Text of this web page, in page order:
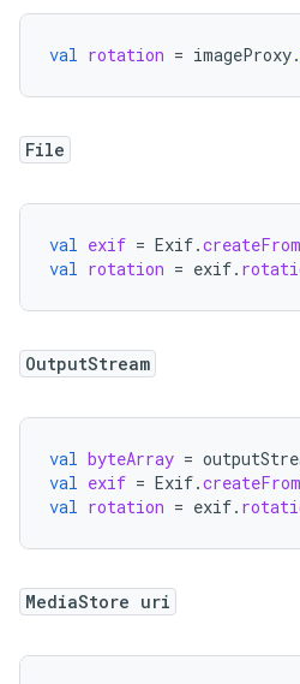
val rotation = imageProxy.
File
val exif = Exif.
val rotation = exif.
OutputStream
val byteArray =
val exif = Exif.
val rotation = exif.
MediaStore uri